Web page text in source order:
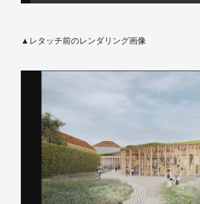
▲レタッチ前のレンダリング画像